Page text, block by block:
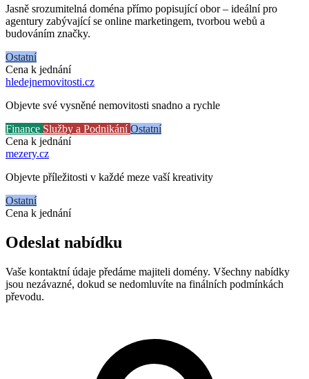
Jasně srozumitelná doména přímo popisující obor – ideální pro
agentury zabývající se online marketingem, tvorbou webů a
budováním značky.
Ostatní
Cena k jednání
hledejnemovitosti.cz
Objevte své vysněné nemovitosti snadno a rychle
Finance Služby a PodnikáníOstatní
Cena k jednání
mezery.cz
Objevte příležitosti v každé meze vaší kreativity
Ostatní
Cena k jednání
Odeslat nabídku
Vaše kontaktní údaje předáme majiteli domény. Všechny nabídky
jsou nezávazné, dokud se nedomluvíte na finálních podmínkách
převodu.